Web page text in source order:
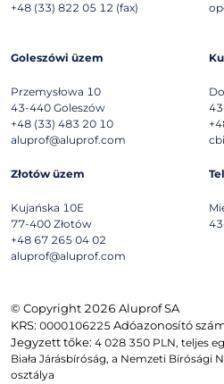
+48 (33) 822 05 12 (fax)
Goleszówi üzem
Przemysłowa 10
43-440 Goleszów
+48 (33) 483 20 10
aluprof@aluprof.com
Złotów üzem
Kujańska 10E
77-400 Złotów
+48 67 265 04 02
aluprof@aluprof.com
© Copyright 2026 Aluprof SA
KRS: 0000106225 Adóazonosító
Jegyzett tőke: 4 028 350 PLN, teljes
Biała Járásbíróság, a Nemzeti Bírósági
osztálya